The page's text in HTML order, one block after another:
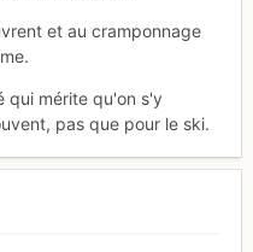
et au cramponnage
qui mérite qu'on s'y
pas que pour le ski.